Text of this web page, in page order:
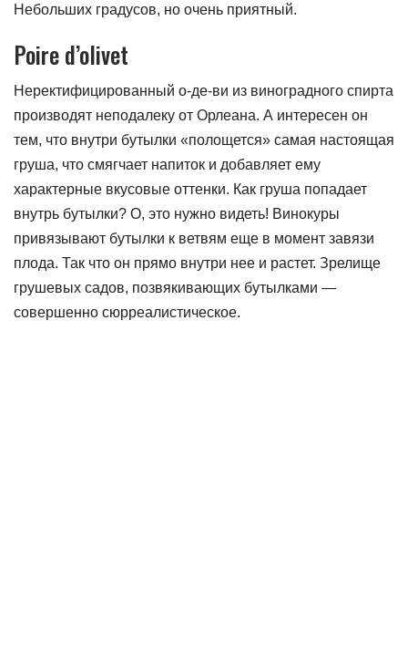
Небольших градусов, но очень приятный.
Poire d’olivet
Неректифицированный о-де-ви из виноградного спирта
производят неподалеку от Орлеана. А интересен он
тем, что внутри бутылки «полощется» самая настоящая
груша, что смягчает напиток и добавляет ему
характерные вкусовые оттенки. Как груша попадает
внутрь бутылки? О, это нужно видеть! Винокуры
привязывают бутылки к ветвям еще в момент завязи
плода. Так что он прямо внутри нее и растет. Зрелище
грушевых садов, позвякивающих бутылками —
совершенно сюрреалистическое.